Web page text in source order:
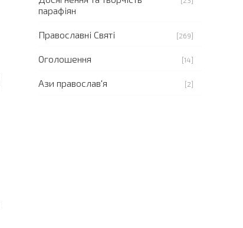
парафіян
Православні Святі [269]
Оголошення [14]
Ази православ'я [2]